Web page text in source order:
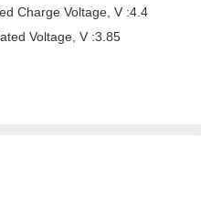
Charge Voltage, V :4.4
Voltage, V :3.85